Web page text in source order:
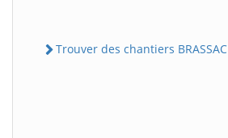
Trouver des chantiers BRASSAC